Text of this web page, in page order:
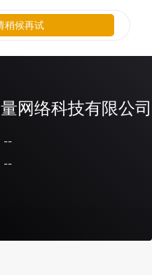
网络科技有限公司
--
--
稍候再试